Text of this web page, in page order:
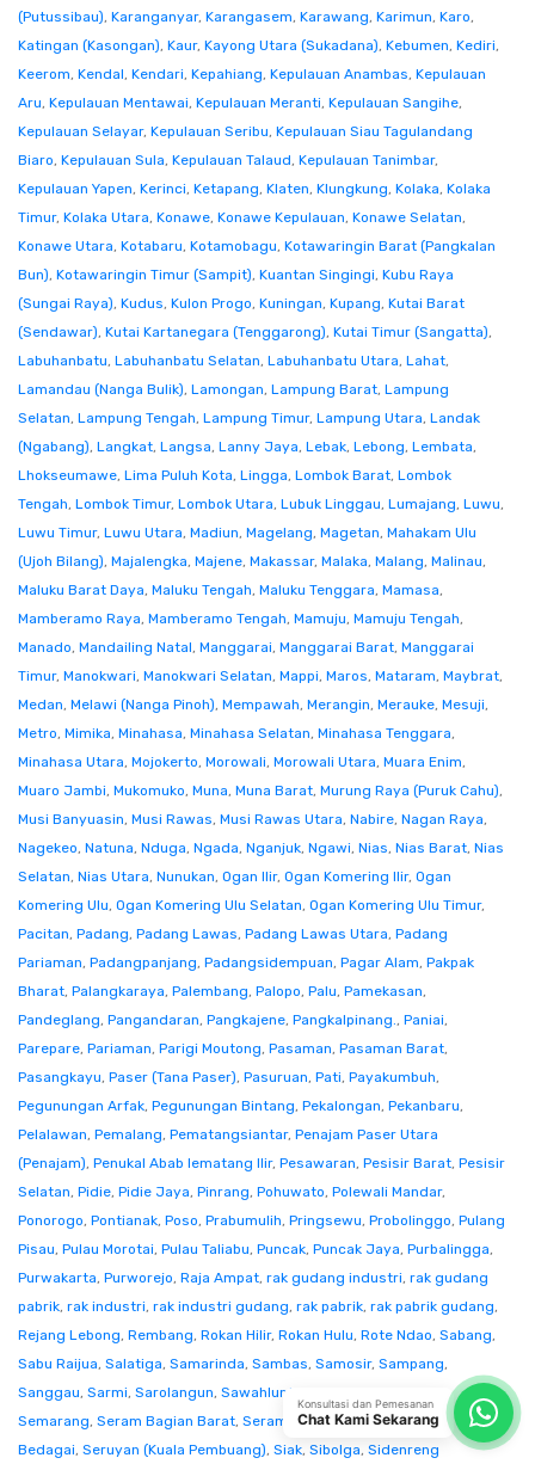
(Putussibau), Karanganyar, Karangasem, Karawang, Karimun, Karo,
Katingan (Kasongan), Kaur, Kayong Utara (Sukadana), Kebumen, Kediri,
Keerom, Kendal, Kendari, Kepahiang, Kepulauan Anambas, Kepulauan
Aru, Kepulauan Mentawai, Kepulauan Meranti, Kepulauan Sangihe,
Kepulauan Selayar, Kepulauan Seribu, Kepulauan Siau Tagulandang
Biaro, Kepulauan Sula, Kepulauan Talaud, Kepulauan Tanimbar,
Kepulauan Yapen, Kerinci, Ketapang, Klaten, Klungkung, Kolaka, Kolaka
Timur, Kolaka Utara, Konawe, Konawe Kepulauan, Konawe Selatan,
Konawe Utara, Kotabaru, Kotamobagu, Kotawaringin Barat (Pangkalan
Bun), Kotawaringin Timur (Sampit), Kuantan Singingi, Kubu Raya
(Sungai Raya), Kudus, Kulon Progo, Kuningan, Kupang, Kutai Barat
(Sendawar), Kutai Kartanegara (Tenggarong), Kutai Timur (Sangatta),
Labuhanbatu, Labuhanbatu Selatan, Labuhanbatu Utara, Lahat,
Lamandau (Nanga Bulik), Lamongan, Lampung Barat, Lampung
Selatan, Lampung Tengah, Lampung Timur, Lampung Utara, Landak
(Ngabang), Langkat, Langsa, Lanny Jaya, Lebak, Lebong, Lembata,
Lhokseumawe, Lima Puluh Kota, Lingga, Lombok Barat, Lombok
Tengah, Lombok Timur, Lombok Utara, Lubuk Linggau, Lumajang, Luwu,
Luwu Timur, Luwu Utara, Madiun, Magelang, Magetan, Mahakam Ulu
(Ujoh Bilang), Majalengka, Majene, Makassar, Malaka, Malang, Malinau,
Maluku Barat Daya, Maluku Tengah, Maluku Tenggara, Mamasa,
Mamberamo Raya, Mamberamo Tengah, Mamuju, Mamuju Tengah,
Manado, Mandailing Natal, Manggarai, Manggarai Barat, Manggarai
Timur, Manokwari, Manokwari Selatan, Mappi, Maros, Mataram, Maybrat,
Medan, Melawi (Nanga Pinoh), Mempawah, Merangin, Merauke, Mesuji,
Metro, Mimika, Minahasa, Minahasa Selatan, Minahasa Tenggara,
Minahasa Utara, Mojokerto, Morowali, Morowali Utara, Muara Enim,
Muaro Jambi, Mukomuko, Muna, Muna Barat, Murung Raya (Puruk Cahu),
Musi Banyuasin, Musi Rawas, Musi Rawas Utara, Nabire, Nagan Raya,
Nagekeo, Natuna, Nduga, Ngada, Nganjuk, Ngawi, Nias, Nias Barat, Nias
Selatan, Nias Utara, Nunukan, Ogan Ilir, Ogan Komering Ilir, Ogan
Komering Ulu, Ogan Komering Ulu Selatan, Ogan Komering Ulu Timur,
Pacitan, Padang, Padang Lawas, Padang Lawas Utara, Padang
Pariaman, Padangpanjang, Padangsidempuan, Pagar Alam, Pakpak
Bharat, Palangkaraya, Palembang, Palopo, Palu, Pamekasan,
Pandeglang, Pangandaran, Pangkajene, Pangkalpinang., Paniai,
Parepare, Pariaman, Parigi Moutong, Pasaman, Pasaman Barat,
Pasangkayu, Paser (Tana Paser), Pasuruan, Pati, Payakumbuh,
Pegunungan Arfak, Pegunungan Bintang, Pekalongan, Pekanbaru,
Pelalawan, Pemalang, Pematangsiantar, Penajam Paser Utara
(Penajam), Penukal Abab lematang Ilir, Pesawaran, Pesisir Barat, Pesisir
Selatan, Pidie, Pidie Jaya, Pinrang, Pohuwato, Polewali Mandar,
Ponorogo, Pontianak, Poso, Prabumulih, Pringsewu, Probolinggo, Pulang
Pisau, Pulau Morotai, Pulau Taliabu, Puncak, Puncak Jaya, Purbalingga,
Purwakarta, Purworejo, Raja Ampat, rak gudang industri, rak gudang
pabrik, rak industri, rak industri gudang, rak pabrik, rak pabrik gudang,
Rejang Lebong, Rembang, Rokan Hilir, Rokan Hulu, Rote Ndao, Sabang,
Sabu Raijua, Salatiga, Samarinda, Sambas, Samosir, Sampang,
Sanggau, Sarmi, Sarolangun, Sawahlunto
Semarang, Seram Bagian Barat, Seram Bagian Timur,Serang Serdang
Bedagai, Seruyan (Kuala Pembuang), Siak, Sibolga, Sidenreng
Konsultasi dan Pemesanan
Chat Kami Sekarang